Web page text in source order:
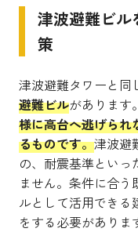
津波避難ビル
策
津波避難タワーと同
避難ビルがあります。
様に高台へ逃げられ
るものです。津波避
の、耐震基準とい
ません。条件に合
ルとして活用できる
をする必要がありま